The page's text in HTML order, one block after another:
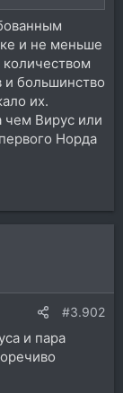
и не меньше
и большинство
их.
чем Вирус или
Норда
#3.902
и пара